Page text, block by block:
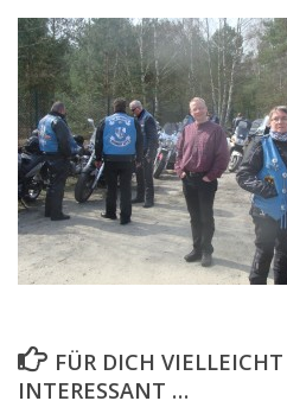
FÜR DICH
INTERESSANT …